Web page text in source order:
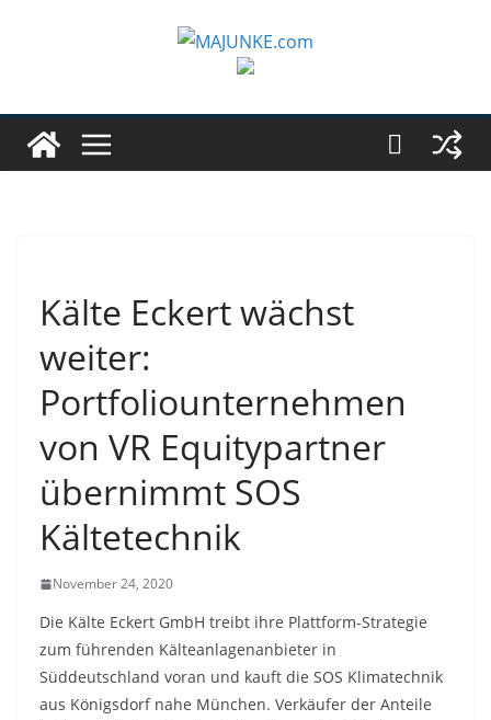
Kälte Eckert wächst
weiter:
Portfoliounternehmen
von VR Equitypartner
übernimmt SOS
Kältetechnik
November 24, 2020
Die Kälte Eckert GmbH treibt ihre Plattform-Strategie
zum führenden Kälteanlagenanbieter in
Süddeutschland voran und kauft die SOS Klimatechnik
aus Königsdorf nahe München. Verkäufer der Anteile